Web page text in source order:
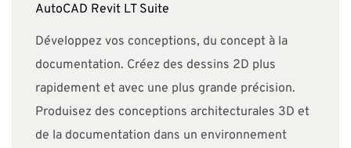
AutoCAD Revit LT Suite
Développez vos conceptions, du concept à la
documentation. Créez des dessins 2D plus
rapidement et avec une plus grande précision.
Produisez des conceptions architecturales 3D et
de la documentation dans un environnement